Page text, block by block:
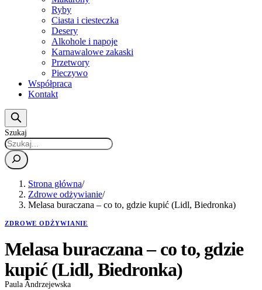
Ryby
Ciasta i ciesteczka
Desery
Alkohole i napoje
Karnawalowe zakaski
Przetwory
Pieczywo
Współpraca
Kontakt
Szukaj
Strona główna/
Zdrowe odżywianie/
Melasa buraczana – co to, gdzie kupić (Lidl, Biedronka)
ZDROWE ODŻYWIANIE
Melasa buraczana – co to, gdzie
kupić (Lidl, Biedronka)
Paula Andrzejewska